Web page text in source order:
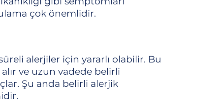
çok önemlidir.
alerjiler için yararlı olabilir. Bu
ve uzun vadede belirli
Şu anda belirli alerjik